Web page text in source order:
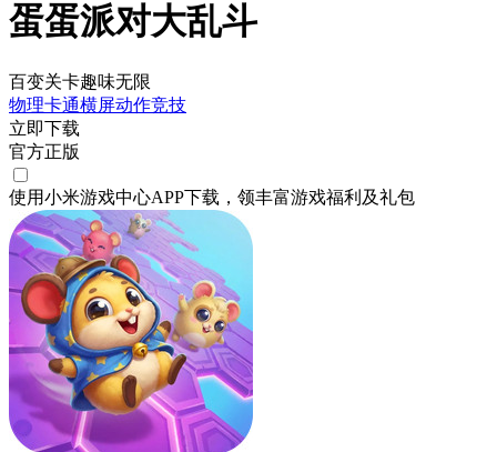
蛋蛋派对大乱斗
百变关卡趣味无限
物理卡通横屏动作竞技
立即下载
官方正版
使用小米游戏中心APP下载 ，领丰富游戏福利 及礼包